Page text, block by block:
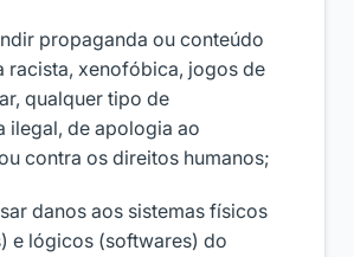
propaganda ou conteúdo
racista, xenofóbica, jogos de
qualquer tipo de
ilegal, de apologia ao
contra os direitos humanos;
danos aos sistemas físicos
e lógicos (softwares) do